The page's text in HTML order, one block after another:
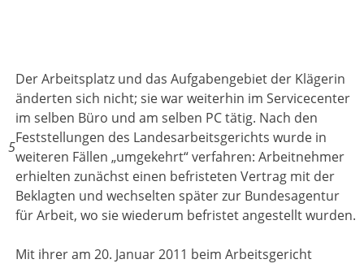
5
Der Arbeitsplatz und das Aufgabengebiet der Klägerin
änderten sich nicht; sie war weiterhin im Servicecenter
im selben Büro und am selben PC tätig. Nach den
Feststellungen des Landesarbeitsgerichts wurde in
weiteren Fällen „umgekehrt“ verfahren: Arbeitnehmer
erhielten zunächst einen befristeten Vertrag mit der
Beklagten und wechselten später zur Bundesagentur
für Arbeit, wo sie wiederum befristet angestellt wurden.
Mit ihrer am 20. Januar 2011 beim Arbeitsgericht